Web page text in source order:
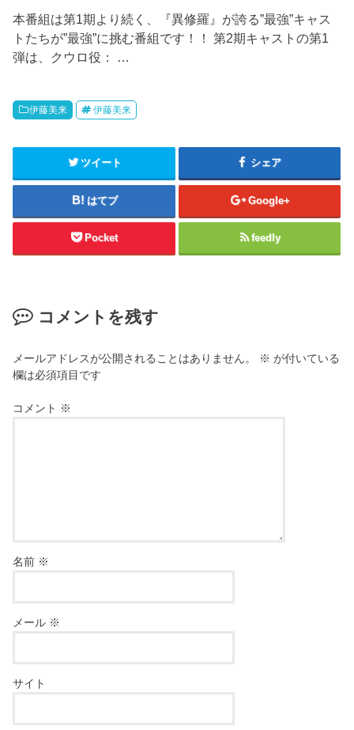
本番組は第1期より続く、『異修羅』が誇る”最強”キャス
トたちが”最強”に挑む番組です！！ 第2期キャストの第1
弾は、クウロ役： …
伊藤美来 伊藤美来
ツイート シェア
はてブ Google+
Pocket feedly
コメントを残す
メールアドレスが公開されることはありません。 ※ が付いている
欄は必須項目です
コメント ※
名前 ※
メール ※
サイト